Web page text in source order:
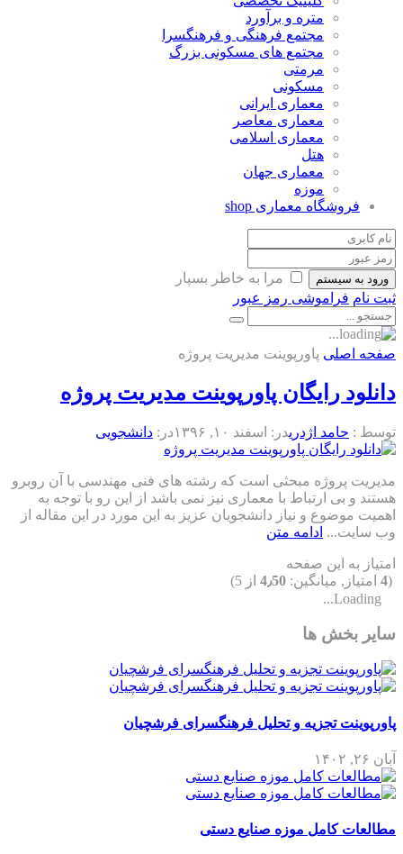
متره و برآورد
مجتمع فرهنگی و فرهنگسرا
مجتمع های مسکونی بزرگ
مرمتی
مسکونی
معماری ایرانی
معماری معاصر
معماری اسلامی
هتل
معماری جهان
موزه
فروشگاه معماری shop
ورود به سیستم
مرا به خاطر بسپار
ثبت نام فراموشی رمز عبور
صفحه اصلی پاورپوینت مدیریت پروژه
دانلود رایگان پاورپوینت مدیریت پروژه
توسط : حامد اژدریدر: اسفند ۱۰, ۱۳۹۶ در: دانشجویی
مدیریت پروژه مبحثی است که رشته های فنی مهندسی با آن روبرو
هستند و بی ارتباط با معماری نیز نمی باشد از این رو با توجه به
اهمیت موضوع و نیاز دانشجویان عزیز به این مورد در این مقاله از
وب سایت... ادامه متن
امتیاز به این صفحه
(
4 امتیاز, میانگین: 4٫50 از 5)
Loading...
سایر بخش ها
پاورپوینت تجزیه و تحلیل فرهنگسرای فرشچیان
آبان ۲۶, ۱۴۰۲
مطالعات کامل موزه صنایع دستی